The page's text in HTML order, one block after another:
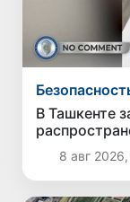
В Ташкенте
наркотиков
8 авг